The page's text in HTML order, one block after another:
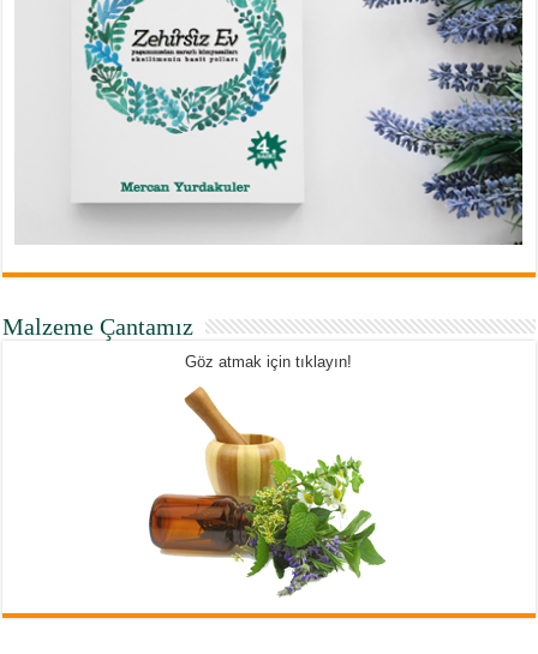
Malzeme Çantamız
Göz atmak için tıklayın!